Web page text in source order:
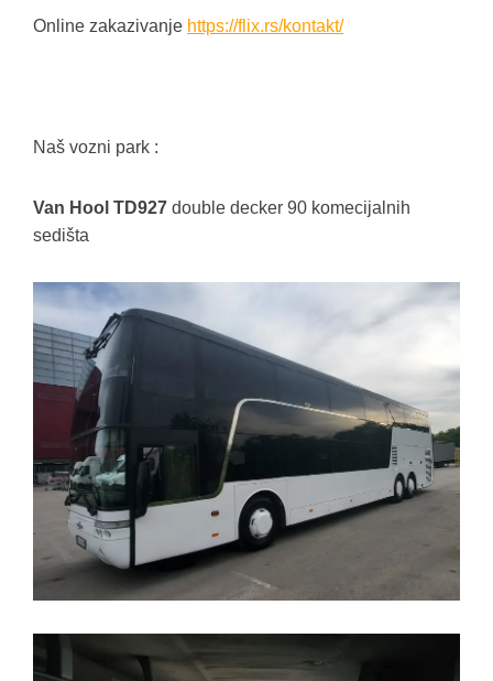
Online zakazivanje https://flix.rs/kontakt/
Naš vozni park :
Van Hool TD927 double decker 90 komecijalnih
sedišta